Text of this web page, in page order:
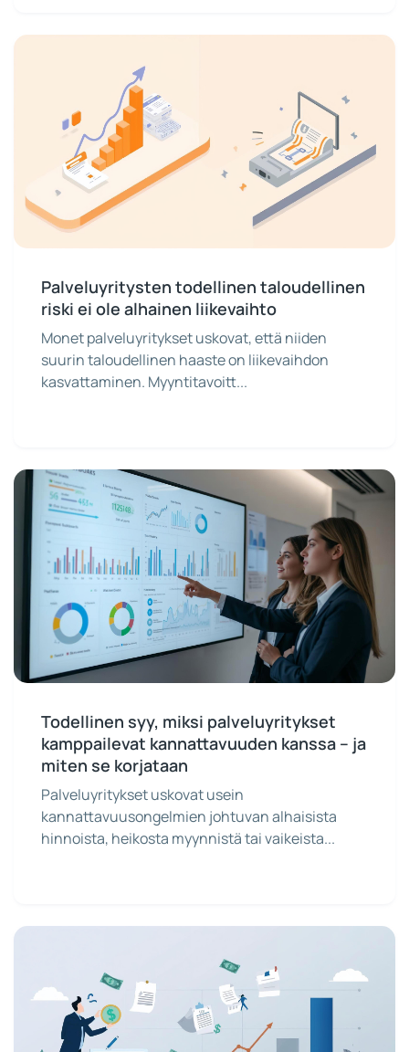
Palveluyritysten todellinen taloudellinen
riski ei ole alhainen liikevaihto
Monet palveluyritykset uskovat, että niiden
suurin taloudellinen haaste on liikevaihdon
kasvattaminen. Myyntitavoitt...
Todellinen syy, miksi palveluyritykset
kamppailevat kannattavuuden kanssa – ja
miten se korjataan
Palveluyritykset uskovat usein
kannattavuusongelmien johtuvan alhaisista
hinnoista, heikosta myynnistä tai vaikeista...